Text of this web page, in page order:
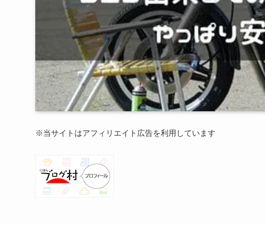
※当サイトはアフィリエイト広告を利用しています